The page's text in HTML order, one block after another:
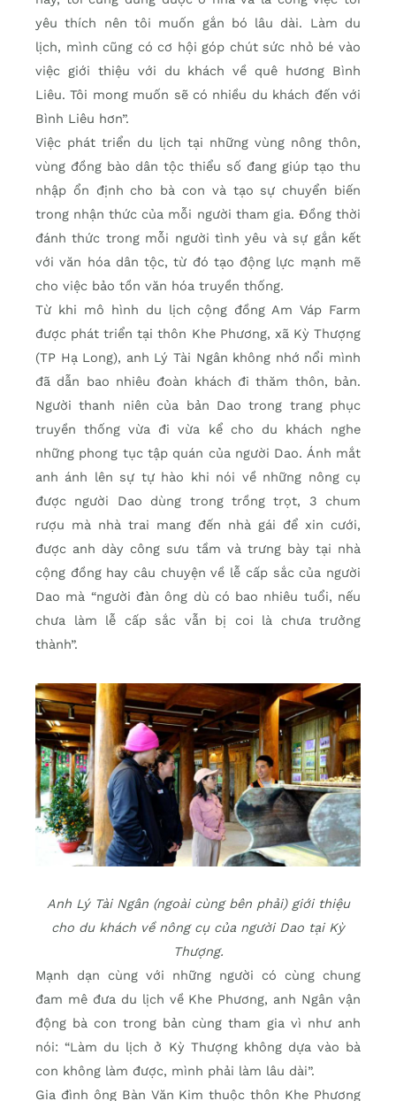
yêu thích nên tôi muốn gắn bó lâu dài. Làm du
lịch, mình cũng có cơ hội góp chút sức nhỏ bé vào
việc giới thiệu với du khách về quê hương Bình
Liêu. Tôi mong muốn sẽ có nhiều du khách đến với
Bình Liêu hơn”.
Việc phát triển du lịch tại những vùng nông thôn,
vùng đồng bào dân tộc thiểu số đang giúp tạo thu
nhập ổn định cho bà con và tạo sự chuyển biến
trong nhận thức của mỗi người tham gia. Đồng thời
đánh thức trong mỗi người tình yêu và sự gắn kết
với văn hóa dân tộc, từ đó tạo động lực mạnh mẽ
cho việc bảo tồn văn hóa truyền thống.
Từ khi mô hình du lịch cộng đồng Am Váp Farm
được phát triển tại thôn Khe Phương, xã Kỳ Thượng
(TP Hạ Long), anh Lý Tài Ngân không nhớ nổi mình
đã dẫn bao nhiêu đoàn khách đi thăm thôn, bản.
Người thanh niên của bản Dao trong trang phục
truyền thống vừa đi vừa kể cho du khách nghe
những phong tục tập quán của người Dao. Ánh mắt
anh ánh lên sự tự hào khi nói về những nông cụ
được người Dao dùng trong trồng trọt, 3 chum
rượu mà nhà trai mang đến nhà gái để xin cưới,
được anh dày công sưu tầm và trưng bày tại nhà
cộng đồng hay câu chuyện về lễ cấp sắc của người
Dao mà “người đàn ông dù có bao nhiêu tuổi, nếu
chưa làm lễ cấp sắc vẫn bị coi là chưa trưởng
thành”.
Anh Lý Tài Ngân (ngoài cùng bên phải) giới thiệu
cho du khách về nông cụ của người Dao tại Kỳ
Thượng.
Mạnh dạn cùng với những người có cùng chung
đam mê đưa du lịch về Khe Phương, anh Ngân vận
động bà con trong bản cùng tham gia vì như anh
nói: “Làm du lịch ở Kỳ Thượng không dựa vào bà
con không làm được, mình phải làm lâu dài”.
Gia đình ông Bàn Văn Kim thuộc thôn Khe Phương